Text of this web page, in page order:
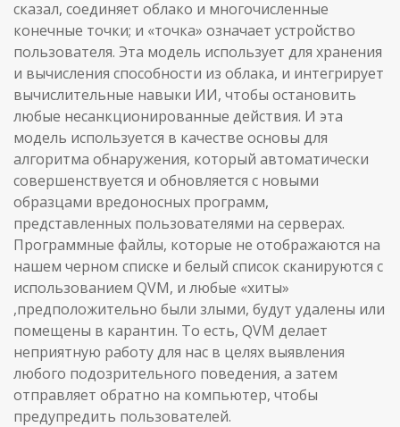
сказал, соединяет облако и многочисленные
конечные точки; и «точка» означает устройство
пользователя. Эта модель использует для хранения
и вычисления способности из облака, и интегрирует
вычислительные навыки ИИ, чтобы остановить
любые несанкционированные действия. И эта
модель используется в качестве основы для
алгоритма обнаружения, который автоматически
совершенствуется и обновляется с новыми
образцами вредоносных программ,
представленных пользователями на серверах.
Программные файлы, которые не отображаются на
нашем черном списке и белый список сканируются с
использованием QVM, и любые «хиты»
,предположительно были злыми, будут удалены или
помещены в карантин. То есть, QVM делает
неприятную работу для нас в целях выявления
любого подозрительного поведения, а затем
отправляет обратно на компьютер, чтобы
предупредить пользователей.